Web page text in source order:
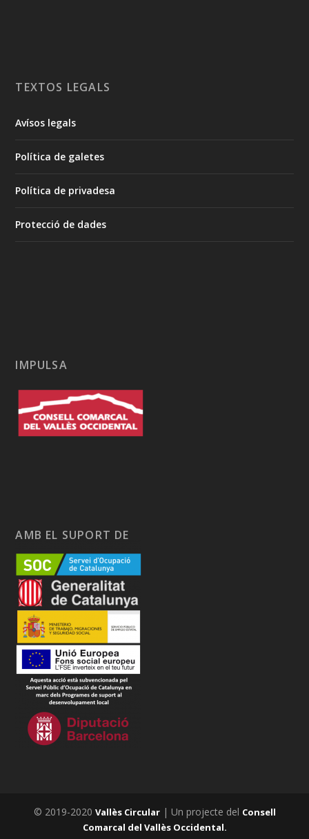
TEXTOS LEGALS
Avísos legals
Política de galetes
Política de privadesa
Protecció de dades
IMPULSA
AMB EL SUPORT DE
© 2019-2020 Vallès Circular| Un projecte del Consell
Comarcal del Vallès Occidental.